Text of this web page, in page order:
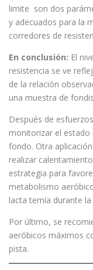
limite son dos
y adecuados para la
corredores de
En conclusión: El
resistencia se ve
de la relación
una muestra de
Después de
monitorizar el
fondo. Otra
realizar
estrategia para
metabolismo
lacta temía durante la
Por último, se
aeróbicos máximos
pista.